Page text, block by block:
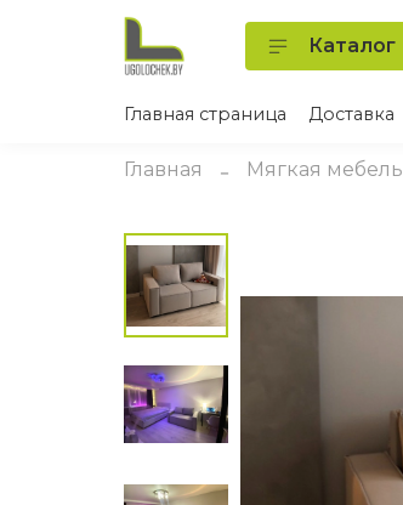
Каталог
Главная страница Доставка
Главная Мягкая мебель